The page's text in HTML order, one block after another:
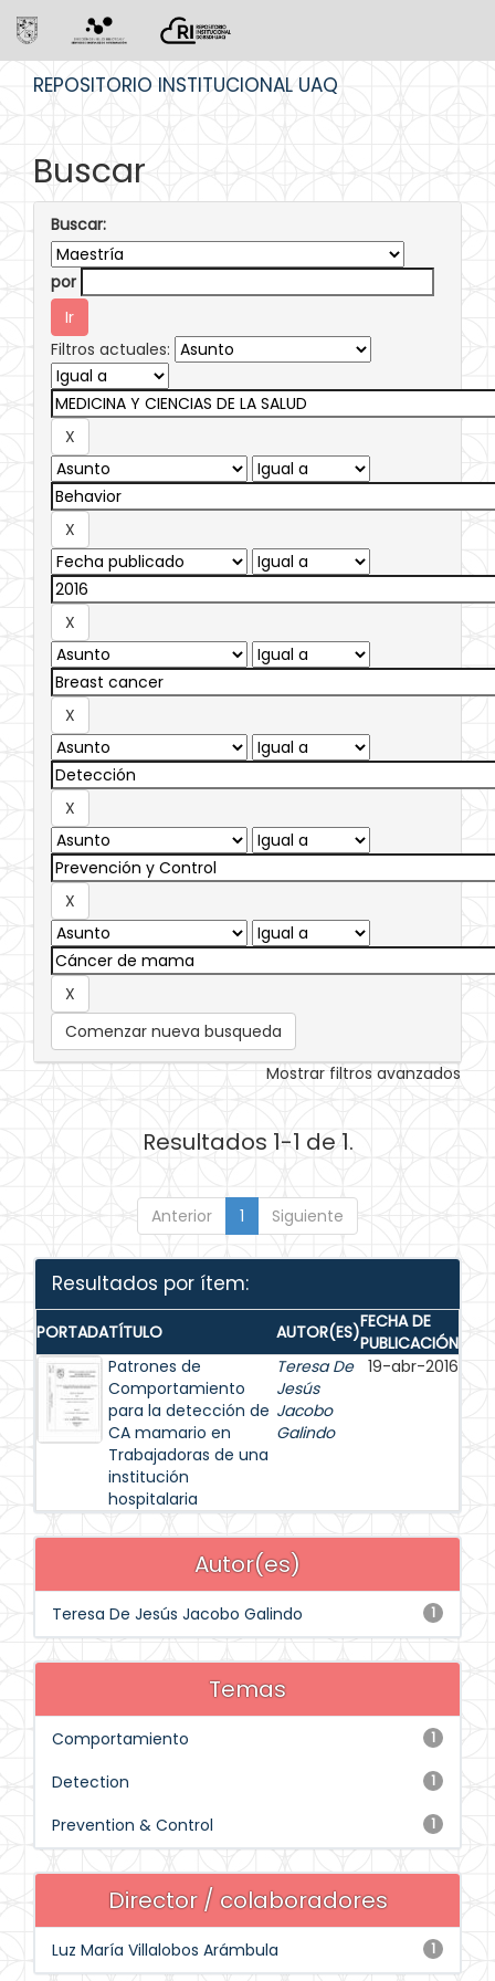
REPOSITORIO INSTITUCIONAL UAQ
Buscar
Buscar:
por
Filtros actuales:
Comenzar nueva busqueda
Mostrar filtros avanzados
Resultados 1-1 de 1.
Anterior 1 Siguiente
Resultados por ítem:
PORTADATÍTULO AUTOR(ES)FECHA DE
PUBLICACIÓN
Patrones de
Comportamiento
para la detección de
CA mamario en
Trabajadoras de una
institución
hospitalaria
Teresa De
Jesús
Jacobo
Galindo
19-abr-2016
Autor(es)
1
Teresa De Jesús Jacobo Galindo
Temas
1
Comportamiento
1
Detection
1
Prevention & Control
Director / colaboradores
1
Luz María Villalobos Arámbula